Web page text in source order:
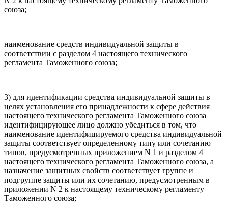
союза;
наименование средств индивидуальной защиты в
соответствии с разделом 4 настоящего технического
регламента Таможенного союза;
3) для идентификации средства индивидуальной защиты в
целях установления его принадлежности к сфере действия
настоящего технического регламента Таможенного союза
идентифицирующее лицо должно убедиться в том, что
наименование идентифицируемого средства индивидуальной
защиты соответствует определенному типу или сочетанию
типов, предусмотренных приложением N 1 и разделом 4
настоящего технического регламента Таможенного союза, а
назначение защитных свойств соответствует группе и
подгруппе защиты или их сочетанию, предусмотренным в
приложении N 2 к настоящему техническому регламенту
Таможенного союза;